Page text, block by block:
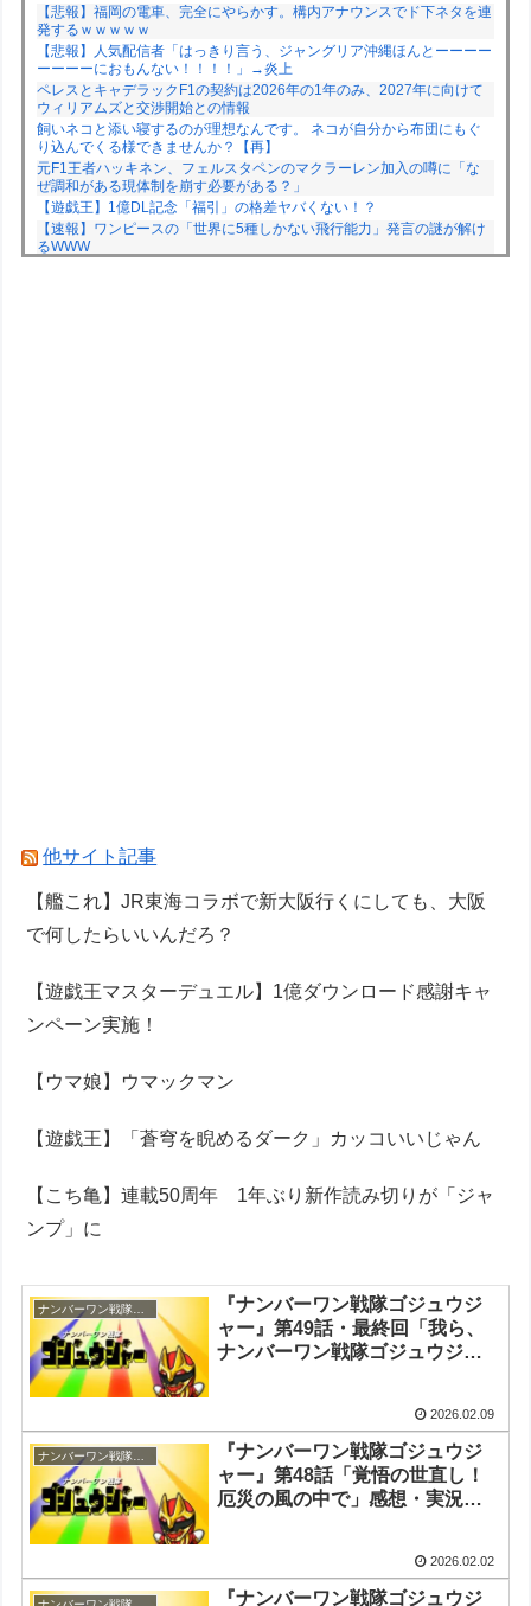
【悲報】福岡の電車、完全にやらかす。構内アナウンスでド下ネタを連
発するｗｗｗｗｗ
【悲報】人気配信者「はっきり言う、ジャングリア沖縄ほんとーーーー
ーーーーにおもんない！！！！」→炎上
ペレスとキャデラックF1の契約は2026年の1年のみ、2027年に向けて
ウィリアムズと交渉開始との情報
飼いネコと添い寝するのが理想なんです。 ネコが自分から布団にもぐ
り込んでくる様できませんか？【再】
元F1王者ハッキネン、フェルスタペンのマクラーレン加入の噂に「な
ぜ調和がある現体制を崩す必要がある？」
【遊戯王】1億DL記念「福引」の格差ヤバくない！？
【速報】ワンピースの「世界に5種しかない飛行能力」発言の謎が解け
るWWW
他サイト記事
【艦これ】JR東海コラボで新大阪行くにしても、大阪
で何したらいいんだろ？
【遊戯王マスターデュエル】1億ダウンロード感謝キャ
ンペーン実施！
【ウマ娘】ウマックマン
【遊戯王】「蒼穹を睨めるダーク」カッコいいじゃん
【こち亀】連載50周年 1年ぶり新作読み切りが「ジャ
ンプ」に
ナンバーワン戦隊ゴジュウジャー
『ナンバーワン戦隊ゴジュウジ
ャー』第49話・最終回「我ら、
ナンバーワン戦隊ゴジュウジャ
2026.02.09
ナンバーワン戦隊ゴジュウジャー
『ナンバーワン戦隊ゴジュウジ
ャー』第48話「覚悟の世直し！
厄災の風の中で」感想・実況ま
2026.02.02
『ナンバーワン戦隊ゴジュウジ